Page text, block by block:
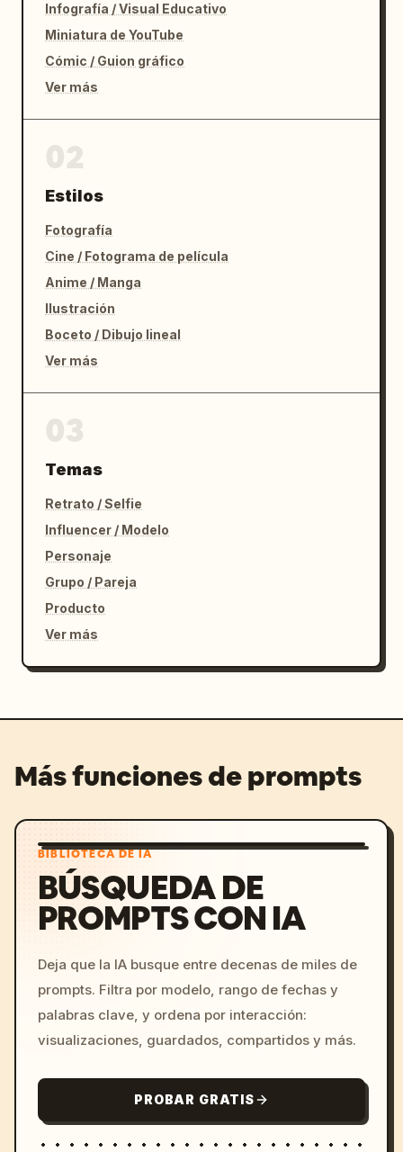
Infografía / Visual Educativo
Miniatura de YouTube
Cómic / Guion gráfico
Ver más
Estilos
Fotografía
Cine / Fotograma de película
Anime / Manga
Ilustración
Boceto / Dibujo lineal
Ver más
Temas
Retrato / Selfie
Influencer / Modelo
Personaje
Grupo / Pareja
Producto
Ver más
Más funciones de prompts
BIBLIOTECA DE IA
BÚSQUEDA DE
PROMPTS CON IA
Deja que la IA busque entre decenas de miles de
prompts. Filtra por modelo, rango de fechas y
palabras clave, y ordena por interacción:
visualizaciones, guardados, compartidos y más.
PROBAR GRATIS